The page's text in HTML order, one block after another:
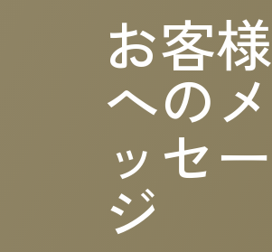
お客様
へのメ
ッセー
ジ